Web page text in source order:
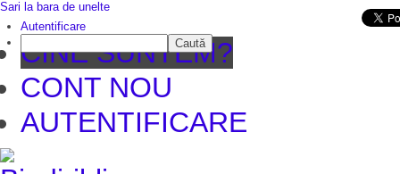
CINE SUNTEM?
CONT NOU
AUTENTIFICARE
Sari la bara de unelte
Autentificare
Caută